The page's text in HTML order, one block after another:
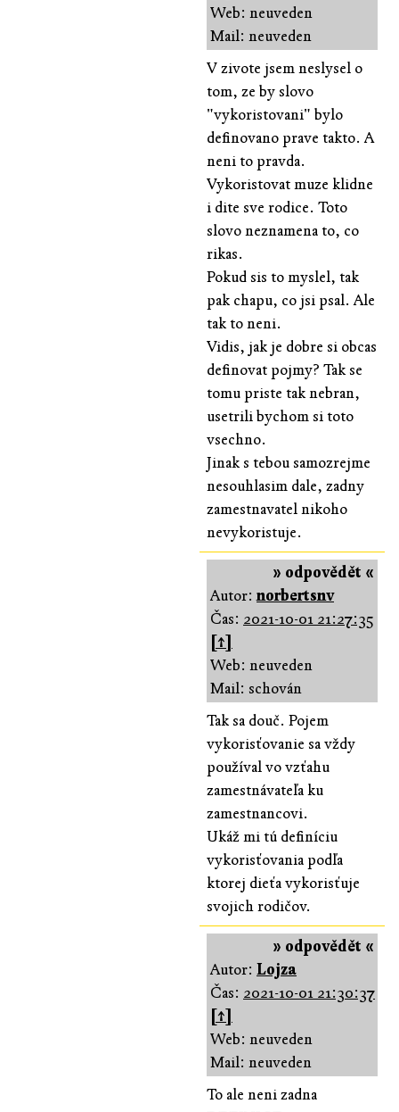
Web: neuveden
Mail: neuveden
V zivote jsem neslysel o
tom, ze by slovo
"vykoristovani" bylo
definovano prave takto. A
neni to pravda.
Vykoristovat muze klidne
i dite sve rodice. Toto
slovo neznamena to, co
rikas.
Pokud sis to myslel, tak
pak chapu, co jsi psal. Ale
tak to neni.
Vidis, jak je dobre si obcas
definovat pojmy? Tak se
tomu priste tak nebran,
usetrili bychom si toto
vsechno.
Jinak s tebou samozrejme
nesouhlasim dale, zadny
zamestnavatel nikoho
nevykoristuje.
» odpovědět «
Autor:norbertsnv
Čas: 2021-10-01 21:27:35
[↑]
Web: neuveden
Mail: schován
Tak sa douč. Pojem
vykorisťovanie sa vždy
používal vo vzťahu
zamestnávateľa ku
zamestnancovi.
Ukáž mi tú definíciu
vykorisťovania podľa
ktorej dieťa vykorisťuje
svojich rodičov.
» odpovědět «
Autor: Lojza
Čas: 2021-10-01 21:30:37
[↑]
Web: neuveden
Mail: neuveden
To ale neni zadna